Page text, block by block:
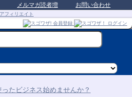
メルマガ読者増 お問い合わせ